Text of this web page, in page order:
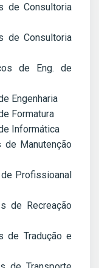
de Consultoria
de Consultoria
de Eng. de
Engenharia
Formatura
Informática
Manutenção
Profissioanal
de Recreação
de Tradução e